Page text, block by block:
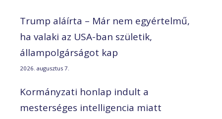
Trump aláírta – Már nem egyértelmű,
ha valaki az USA-ban születik,
állampolgárságot kap
2026. augusztus 7.
Kormányzati honlap indult a
mesterséges intelligencia miatt